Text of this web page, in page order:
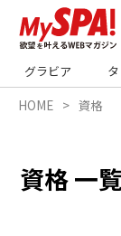
グラビア
HOME 資格
資格 一